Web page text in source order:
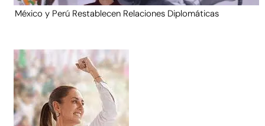
México y Perú Restablecen Relaciones Diplomáticas